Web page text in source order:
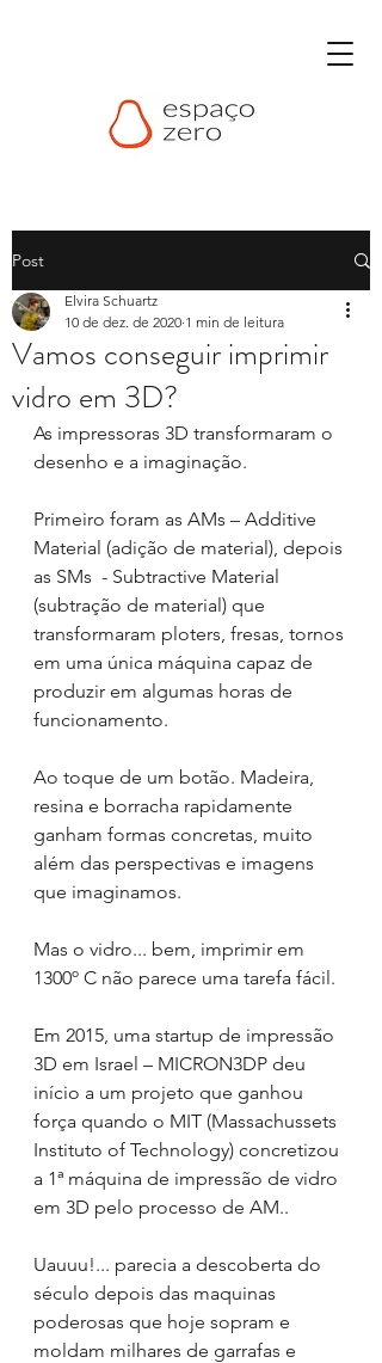
Post
Vamos conseguir imprimir
vidro em 3D?
Elvira Schuartz
10 de dez. de 2020 1 min de leitura
As impressoras 3D transformaram o
desenho e a imaginação.
Primeiro foram as AMs – Additive
Material (adição de material), depois
as SMs  - Subtractive Material
(subtração de material) que
transformaram ploters, fresas, tornos
em uma única máquina capaz de
produzir em algumas horas de
funcionamento.
Ao toque de um botão. Madeira,
resina e borracha rapidamente
ganham formas concretas, muito
além das perspectivas e imagens
que imaginamos.
Mas o vidro... bem, imprimir em
1300º C não parece uma tarefa fácil.
Em 2015, uma startup de impressão
3D em Israel – MICRON3DP deu
início a um projeto que ganhou
força quando o MIT (Massachussets
Instituto of Technology) concretizou
a 1ª máquina de impressão de vidro
em 3D pelo processo de AM..
Uauuu!... parecia a descoberta do
século depois das maquinas
poderosas que hoje sopram e
moldam milhares de garrafas e